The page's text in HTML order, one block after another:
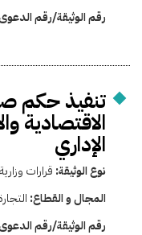
رقم الوثيقة/رقم
تنفيذ حكم
الاقتصادية
الإداري
نوع الوثيقة: قرارات وزارية
المجال و القطاع:
رقم الوثيقة/رقم